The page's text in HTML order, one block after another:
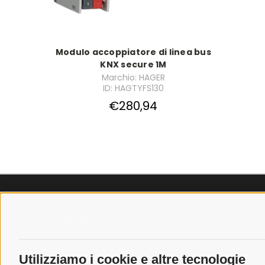
Utilizziamo i cookie e altre tecnologie
Modulo accoppiatore di linea bus
KNX secure 1M
Marchio: HAGER
ID: HAGTYFS130
€280,94
COSTI DI SPEDIZIONE
TEMPI DI SPEDIZIONE
PRIVACY
COOKIE